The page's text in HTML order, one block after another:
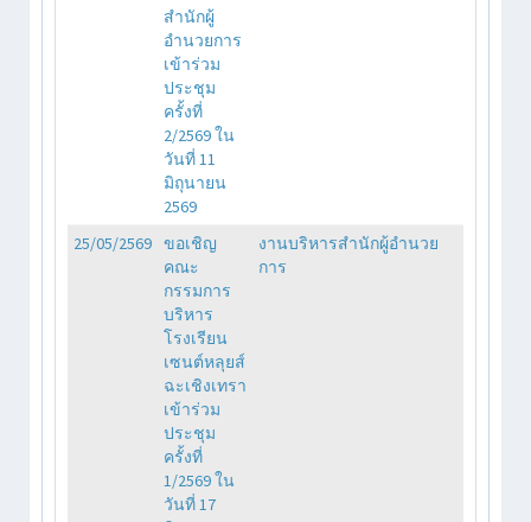
สำนักผู้
อำนวยการ
เข้าร่วม
ประชุม
ครั้งที่
2/2569 ใน
วันที่ 11
มิถุนายน
2569
25/05/2569 ขอเชิญ
คณะ
กรรมการ
บริหาร
โรงเรียน
เซนต์หลุยส์
ฉะเชิงเทรา
เข้าร่วม
ประชุม
ครั้งที่
1/2569 ใน
วันที่ 17
งานบริหารสำนักผู้อำนวย
การ